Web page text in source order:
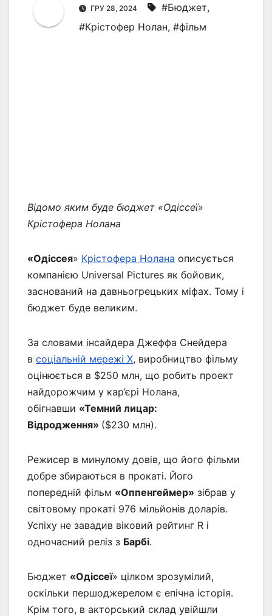
ГРУ 28, 2024 #Бюджет,
#Крістофер Нолан, #фільм
Відомо яким буде бюджет «Одіссеї»
Крістофера Нолана
«Одіссея» Крістофера Нолана описується
компанією Universal Pictures як бойовик,
заснований на давньогрецьких міфах. Тому і
бюджет буде великим.
За словами інсайдера Джеффа Снейдера
в соціальній мережі X, виробництво фільму
оцінюється в $250 млн, що робить проект
найдорожчим у кар’єрі Нолана,
обігнавши «Темний лицар:
Відродження» ($230 млн).
Режисер в минулому довів, що його фільми
добре збираються в прокаті. Його
попередній фільм «Оппенгеймер» зібрав у
світовому прокаті 976 мільйонів доларів.
Успіху не завадив віковий рейтинг R і
одночасний реліз з Барбі.
Бюджет «Одіссеї» цілком зрозумілий,
оскільки першоджерелом є епічна історія.
Крім того, в акторський склад увійшли